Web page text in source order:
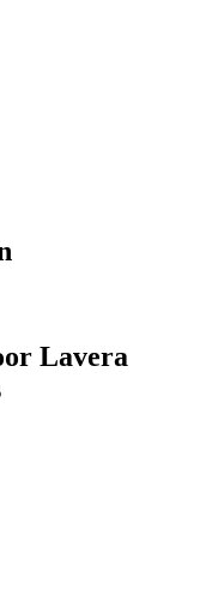
Lavera